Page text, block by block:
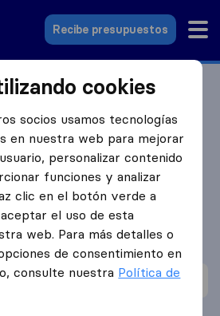
Recibe presupuestos
Alicante
Mudanzas MBA
Alicante
basado en
99
y Google
i
Alicante con otras empresas de
(1)
cookies
socios usamos tecnologías
en nuestra web para mejorar
personalizar contenido
funciones y analizar
clic en el botón verde a
el uso de esta
web. Para más detalles o
de consentimiento en
consulte nuestra Política de